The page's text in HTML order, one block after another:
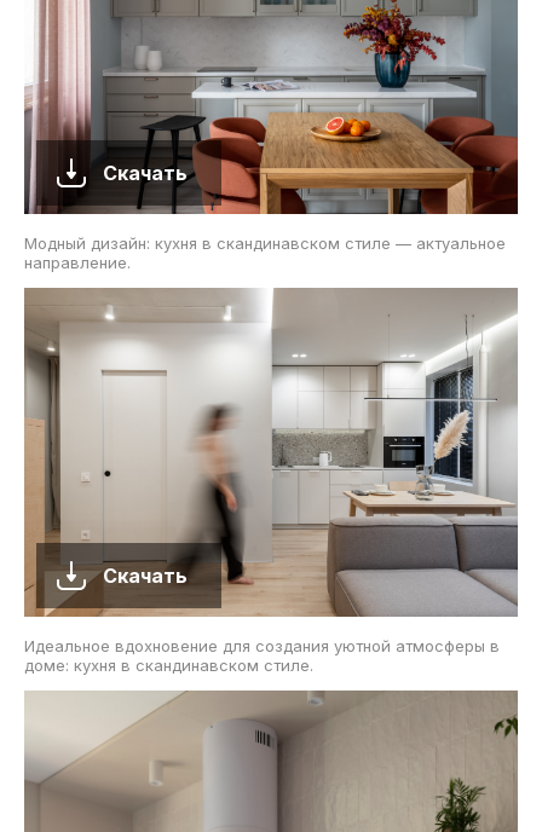
Скачать
Модный дизайн: кухня в скандинавском стиле — актуальное
направление.
Скачать
Идеальное вдохновение для создания уютной атмосферы в
доме: кухня в скандинавском стиле.